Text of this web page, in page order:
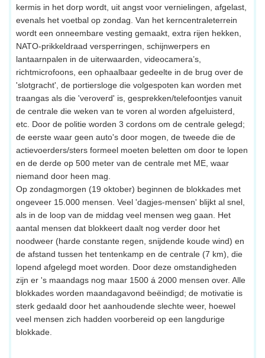
kermis in het dorp wordt, uit angst voor vernielingen, afgelast,
evenals het voetbal op zondag. Van het kerncentraleterrein
wordt een onneembare vesting gemaakt, extra rijen hekken,
NATO-prikkeldraad versperringen, schijnwerpers en
lantaarnpalen in de uiterwaarden, videocamera’s,
richtmicrofoons, een ophaalbaar gedeelte in de brug over de
'slotgracht', de portiersloge die volgespoten kan worden met
traangas als die 'veroverd' is, gesprekken/telefoontjes vanuit
de centrale die weken van te voren al worden afgeluisterd,
etc. Door de politie worden 3 cordons om de centrale gelegd;
de eerste waar geen auto's door mogen, de tweede die de
actievoerders/sters formeel moeten beletten om door te lopen
en de derde op 500 meter van de centrale met ME, waar
niemand door heen mag.
Op zondagmorgen (19 oktober) beginnen de blokkades met
ongeveer 15.000 mensen. Veel 'dagjes-mensen' blijkt al snel,
als in de loop van de middag veel mensen weg gaan. Het
aantal mensen dat blokkeert daalt nog verder door het
noodweer (harde constante regen, snijdende koude wind) en
de afstand tussen het tentenkamp en de centrale (7 km), die
lopend afgelegd moet worden. Door deze omstandigheden
zijn er 's maandags nog maar 1500 á 2000 mensen over. Alle
blokkades worden maandagavond beëindigd; de motivatie is
sterk gedaald door het aanhoudende slechte weer, hoewel
veel mensen zich hadden voorbereid op een langdurige
blokkade.